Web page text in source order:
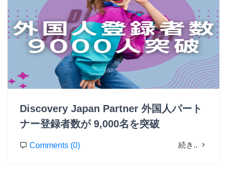
Discovery Japan Partner 外国人パート
ナー登録者数が 9,000名を突破
Comments (0) 続き..